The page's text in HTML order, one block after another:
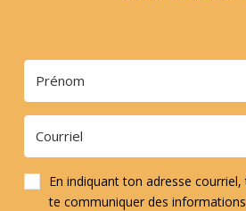
En indiquant ton adresse
te communiquer des